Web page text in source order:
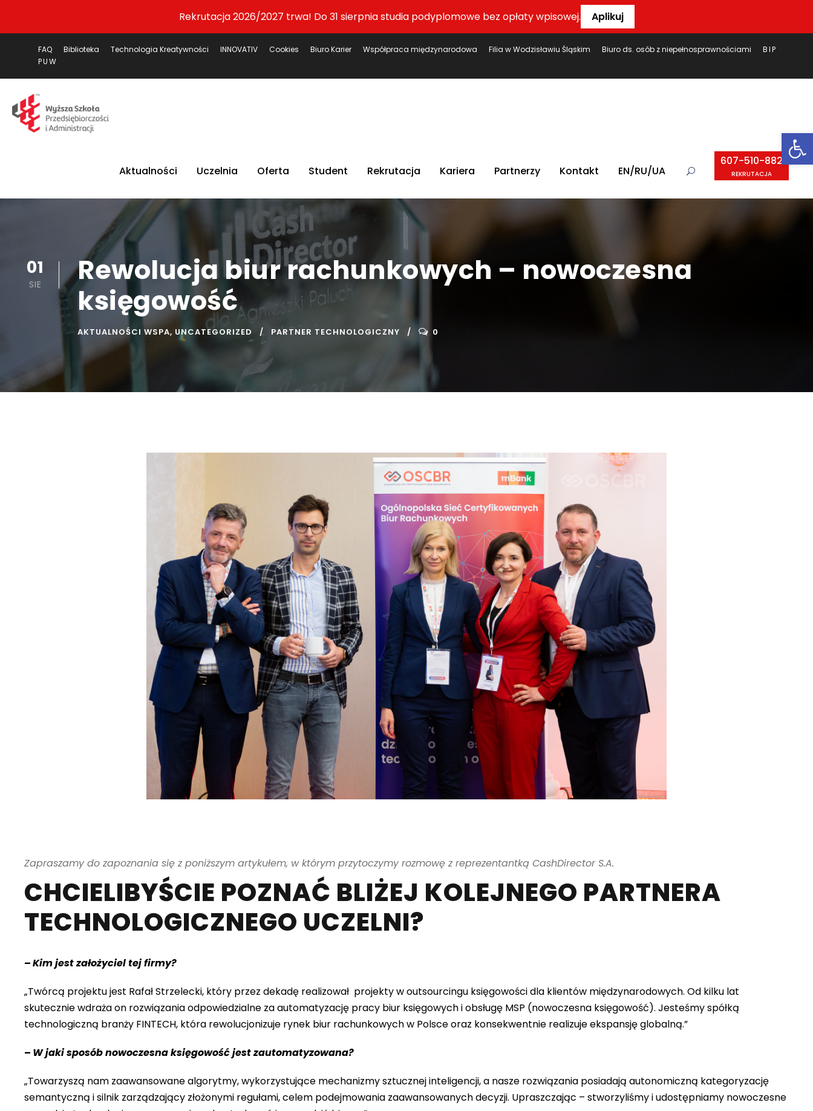
Rekrutacja 2026/2027 trwa! Do 31 sierpnia studia podyplomowe bez opłaty wpisowej. Aplikuj
FAQ Biblioteka Technologia Kreatywności INNOVATIV Cookies Biuro Karier Współpraca międzynarodowa Filia w Wodzisławiu Śląskim Biuro ds. osób z niepełnosprawnościami
BIP
PUW
Aktualności Uczelnia Oferta Student Rekrutacja Kariera Partnerzy Kontakt EN/RU/UA
607-510-882
REKRUTACJA
01
SIE
Rewolucja biur rachunkowych – nowoczesna
księgowość
AKTUALNOŚCI WSPA, UNCATEGORIZED PARTNER TECHNOLOGICZNY 0
Zapraszamy do zapoznania się z poniższym artykułem, w którym przytoczymy rozmowę z reprezentantką CashDirector S.A.
CHCIELIBYŚCIE POZNAĆ BLIŻEJ KOLEJNEGO PARTNERA
TECHNOLOGICZNEGO UCZELNI?
–Kim jest założyciel tej firmy?
„Twórcą projektu jest Rafał Strzelecki, który przez dekadę realizował projekty w outsourcingu księgowości dla klientów międzynarodowych. Od kilku lat
skutecznie wdraża on rozwiązania odpowiedzialne za automatyzację pracy biur księgowych i obsługę MSP (nowoczesna księgowość). Jesteśmy spółką
technologiczną branży FINTECH, która rewolucjonizuje rynek biur rachunkowych w Polsce oraz konsekwentnie realizuje ekspansję globalną.”
– W jaki sposób nowoczesna księgowość jest zautomatyzowana?
„Towarzyszą nam zaawansowane algorytmy, wykorzystujące mechanizmy sztucznej inteligencji, a nasze rozwiązania posiadają autonomiczną kategoryzację
semantyczną i silnik zarządzający złożonymi regułami, celem podejmowania zaawansowanych decyzji. Upraszczając – stworzyliśmy i udostępniamy nowoczesne